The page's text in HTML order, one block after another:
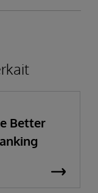
Better